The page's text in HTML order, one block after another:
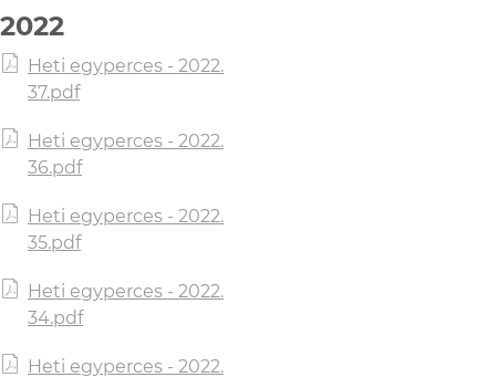
2022
Heti egyperces - 2022.
37.pdf
Heti egyperces - 2022.
36.pdf
Heti egyperces - 2022.
35.pdf
Heti egyperces - 2022.
34.pdf
Heti egyperces - 2022.